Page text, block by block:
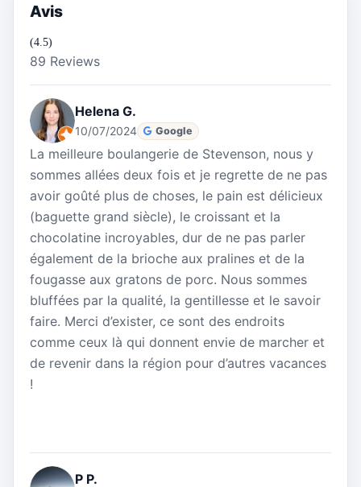
Avis
(4.5)
89 Reviews
Helena G.
10/07/2024 Google
La meilleure boulangerie de Stevenson, nous y
sommes allées deux fois et je regrette de ne pas
avoir goûté plus de choses, le pain est délicieux
(baguette grand siècle), le croissant et la
chocolatine incroyables, dur de ne pas parler
également de la brioche aux pralines et de la
fougasse aux gratons de porc. Nous sommes
bluffées par la qualité, la gentillesse et le savoir
faire. Merci d’exister, ce sont des endroits
comme ceux là qui donnent envie de marcher et
de revenir dans la région pour d’autres vacances
!
P P.